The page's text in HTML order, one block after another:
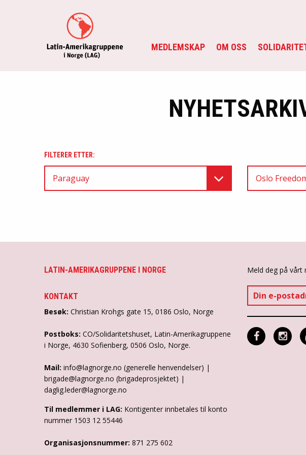
MEDLEMSKAP OM OSS
FILTERER ETTER:
Paraguay Oslo
LATIN-AMERIKAGRUPPENE I NORGE
KONTAKT
Besøk: Christian Krohgs gate 15, 0186 Oslo, Norge
Postboks: CO/Solidaritetshuset, Latin-Amerikagruppene
i Norge, 4630 Sofienberg, 0506 Oslo, Norge.
Mail: info@lagnorge.no (generelle henvendelser) |
brigade@lagnorge.no (brigadeprosjektet) |
daglig.leder@lagnorge.no
Til medlemmer i LAG: Kontigenter innbetales til konto
nummer 1503 12 55446
Organisasjonsnummer: 871 275 602
Meld deg på vårt